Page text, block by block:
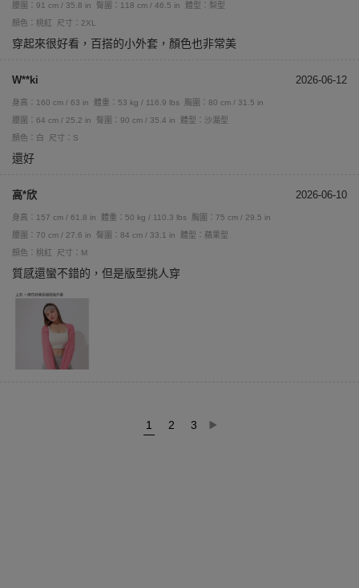
腰圍：91 cm / 35.8 in
臀圍：118 cm / 46.5 in
體型：梨型
顏色：桃紅
尺寸：2XL
穿起來很好看，百搭的小外套，顏色也非常美
W**ki 2026-06-12
身高：160 cm / 63 in 體重：53 kg / 116.9 lbs
胸圍：80 cm / 31.5 in
腰圍：64 cm / 25.2 in
臀圍：90 cm / 35.4 in
體型：沙漏型
顏色：白
尺寸：S
還好
高*欣 2026-06-10
身高：157 cm / 61.8 in 體重：50 kg / 110.3 lbs
胸圍：75 cm / 29.5 in
腰圍：70 cm / 27.6 in
臀圍：84 cm / 33.1 in
體型：蘋果型
顏色：桃紅
尺寸：M
質感還蠻不錯的，但是版型挑人穿
1 2 3